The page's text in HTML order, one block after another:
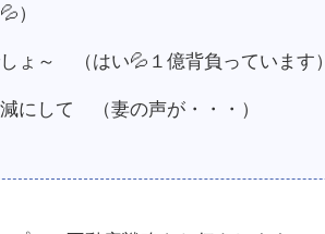
💦）
しょ～ （はい💦 １億背負っています）
にして （妻の声が・・・）